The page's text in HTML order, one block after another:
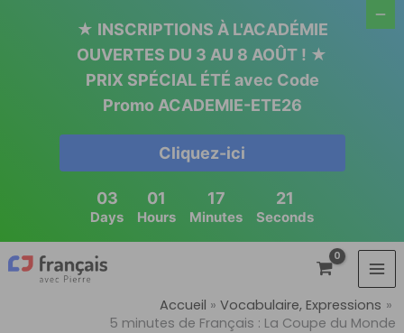
Accueil
Vocabulaire, Expressions
5 minutes de Français : La Coupe du Monde
★ INSCRIPTIONS À L'ACADÉMIE
OUVERTES DU 3 AU 8 AOÛT ! ★
PRIX SPÉCIAL ÉTÉ avec Code
Promo ACADEMIE-ETE26
Cliquez-ici
03
Days
01
Hours
17
Minutes
20
Seconds